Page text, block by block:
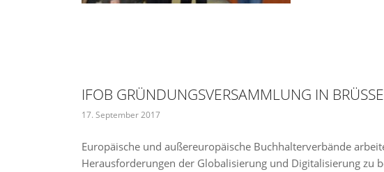
IFOB GRÜNDUNGSVERSAMMLUNG IN
17. September 2017
Europäische und außereuropäische Buchhalterverbände
Herausforderungen der Globalisierung und Digitalisierung zu